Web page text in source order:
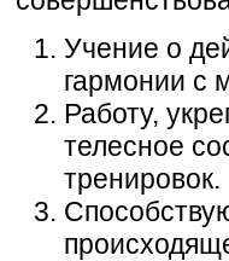
Учение о
гармонии с
Работу,
телесное
тренировок.